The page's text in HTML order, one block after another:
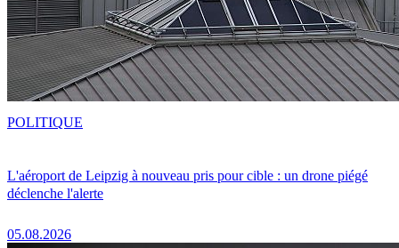
L'aéroport de Leipzig à nouveau pris pour cible : un drone piégé
déclenche l'alerte
05.08.2026
POLITIQUE